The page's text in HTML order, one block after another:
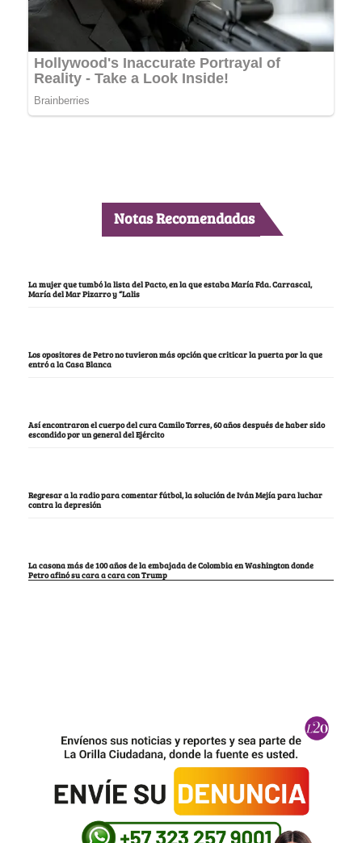
Notas Recomendadas
La mujer que tumbó la lista del Pacto, en la que estaba María Fda. Carrascal,
María del Mar Pizarro y “Lalis
Los opositores de Petro no tuvieron más opción que criticar la puerta por la que
entró a la Casa Blanca
Así encontraron el cuerpo del cura Camilo Torres, 60 años después de haber sido
escondido por un general del Ejército
Regresar a la radio para comentar fútbol, la solución de Iván Mejía para luchar
contra la depresión
La casona más de 100 años de la embajada de Colombia en Washington donde
Petro afinó su cara a cara con Trump